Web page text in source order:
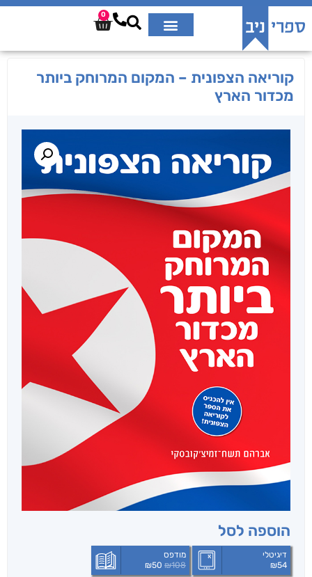
0
קוריאה הצפונית – המקום המרוחק ביותר
מכדור הארץ
הוספה לסל
דיגיטלי
₪54
מודפס
₪108
₪50